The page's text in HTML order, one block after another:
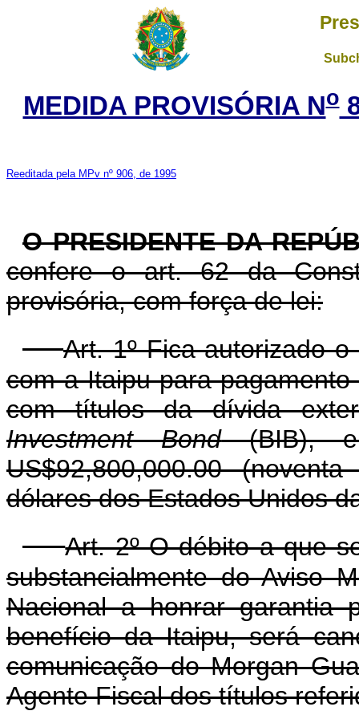
MEDIDA PROVISÓRIA No
Reeditada pela MPv nº 906, de 1995
O PRESIDENTE DA
confere o art. 62 da
provisória, com força de lei:
Art. 1º Fica autorizado
com a Itaipu para
com títulos da dívida
Investment Bond(BIB),
US$92,800,000.00
dólares dos Estados Unidos
Art. 2º O débito a que
substancialmente do Aviso
Nacional a honrar garantia
benefício da Itaipu, será
comunicação do Morgan
Agente Fiscal dos títulos